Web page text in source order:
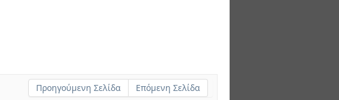
Προηγούμενη Σελίδα Επόμενη Σελίδα